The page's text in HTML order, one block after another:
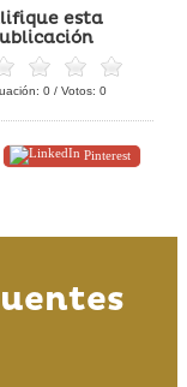
esta
0 / Votos: 0
Pinterest